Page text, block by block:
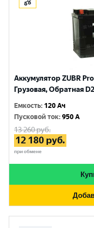
Аккумулятор ZUBR
Грузовая, Обратная
Емкость: 120 Ач
Пусковой ток:950 A
13 260руб.
12 180 руб.
при обмене